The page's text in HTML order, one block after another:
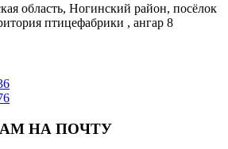
область, Ногинский район, посёлок
птицефабрики , ангар 8
НА ПОЧТУ